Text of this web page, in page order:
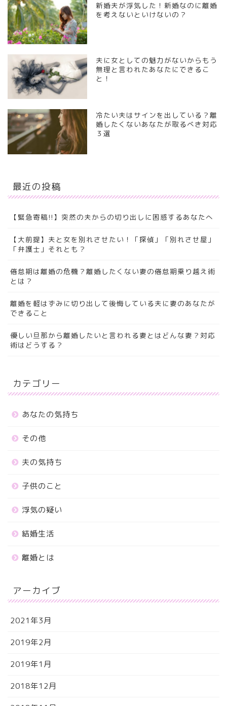
新婚夫が浮気した！新婚なのに離婚
を考えないといけないの？
夫に女としての魅力がないからもう
無理と言われたあなたにできるこ
と！
冷たい夫はサインを出している？離
婚したくないあなたが取るべき対応
３選
最近の投稿
【緊急寄稿!!】突然の夫からの切り出しに困惑するあなたへ
【大前提】夫と女を別れさせたい！「探偵」「別れさせ屋」
「弁護士」それとも？
倦怠期は離婚の危機？離婚したくない妻の倦怠期乗り越え術
とは？
離婚を軽はずみに切り出して後悔している夫に妻のあなたが
できること
優しい旦那から離婚したいと言われる妻とはどんな妻？対応
術はどうする？
カテゴリー
あなたの気持ち
その他
夫の気持ち
子供のこと
浮気の疑い
結婚生活
離婚とは
アーカイブ
2021年3月
2019年2月
2019年1月
2018年12月